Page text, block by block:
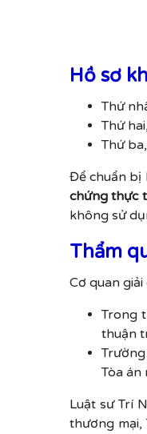
Hồ sơ
Thứ
Thứ
Thứ
Để chuẩn bị
chứng thực
không sử
Thẩm
Cơ quan
Trong
thuận
Tòa án
Luật sư Trí
thương mại,